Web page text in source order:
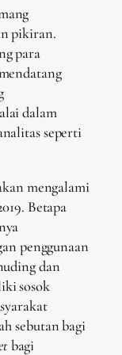
pikiran.
para
dalam
seperti
mengalami
Betapa
penggunaan
dan
sosok
sebutan bagi
bagi